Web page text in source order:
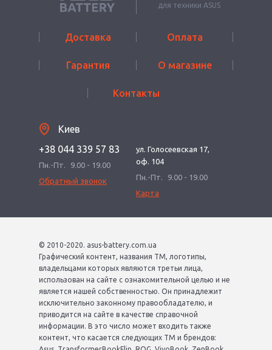
для техники ASUS
Доставка Оплата
Гарантия О магазине
Контакты
Киев
+38 044 339 57 83
Пн.-Пт.
9.00 - 19.00
Обратный звонок
ул. Голосеевская 17,
оф. 104
Пн.-Пт.
9.00 - 19.00
Карта
© 2010-2020. asus-battery.com.ua
Графический контент, названия ТМ, логотипы,
владельцами которых являются третьи лица,
использован на сайте с ознакомительной целью и не
является нашей собственностью. Он принадлежит
исключительно законному правообладателю, и
приводится на сайте в качестве справочной
информации. В это число может входить также
контент, что касается следующих ТМ и брендов: